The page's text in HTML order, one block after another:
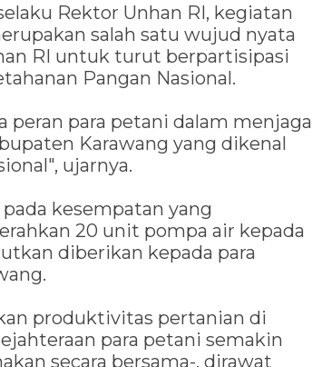
Rektor Unhan RI, kegiatan
salah satu wujud nyata
RI untuk turut berpartisipasi
Pangan Nasional.
para petani dalam menjaga
Karawang yang dikenal
ujarnya.
kesempatan yang
20 unit pompa air kepada
diberikan kepada para
produktivitas pertanian di
para petani semakin
secara bersama-, dirawat